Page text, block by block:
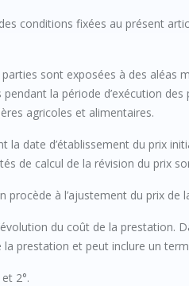
conditions fixées au présent
sont exposées à des aléas
la période d’exécution
agricoles et alimentaires.
la date d’établissement du prix
de calcul de la révision du prix
procède à l’ajustement du prix de
du coût de la prestation.
prestation et peut inclure un
2°.